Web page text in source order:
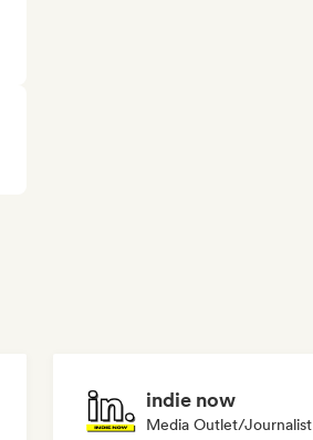
indie now
Media Outlet/Journalist